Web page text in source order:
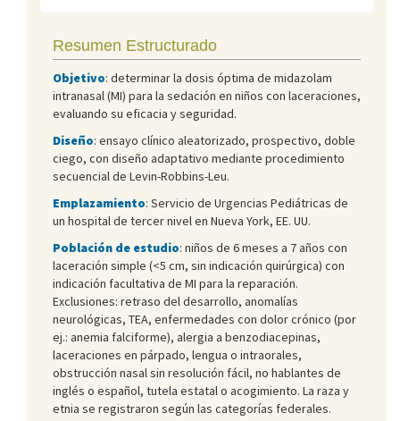
Resumen Estructurado
Objetivo: determinar la dosis óptima de midazolam
intranasal (MI) para la sedación en niños con laceraciones,
evaluando su eficacia y seguridad.
Diseño: ensayo clínico aleatorizado, prospectivo, doble
ciego, con diseño adaptativo mediante procedimiento
secuencial de Levin-Robbins-Leu.
Emplazamiento: Servicio de Urgencias Pediátricas de
un hospital de tercer nivel en Nueva York, EE. UU.
Población de estudio: niños de 6 meses a 7 años con
laceración simple (<5 cm, sin indicación quirúrgica) con
indicación facultativa de MI para la reparación.
Exclusiones: retraso del desarrollo, anomalías
neurológicas, TEA, enfermedades con dolor crónico (por
ej.: anemia falciforme), alergia a benzodiacepinas,
laceraciones en párpado, lengua o intraorales,
obstrucción nasal sin resolución fácil, no hablantes de
inglés o español, tutela estatal o acogimiento. La raza y
etnia se registraron según las categorías federales.